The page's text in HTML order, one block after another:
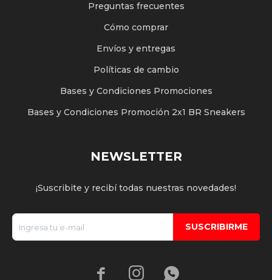
Preguntas frecuentes
Cómo comprar
Envíos y entregas
Políticas de cambio
Bases y Condiciones Promociones
Bases y Condiciones Promoción 2x1 BR Sneakers
NEWSLETTER
¡Suscribite y recibí todas nuestras novedades!
SUSCRIBIRME
  